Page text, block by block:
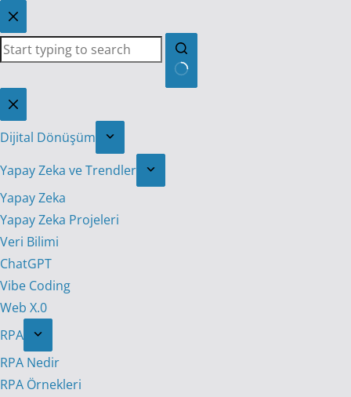
Skip
to
content
No
results
Dijital Dönüşüm
Yapay Zeka ve Trendler
Yapay Zeka
Yapay Zeka Projeleri
Veri Bilimi
ChatGPT
Vibe Coding
Web X.0
RPA
RPA Nedir
RPA Örnekleri